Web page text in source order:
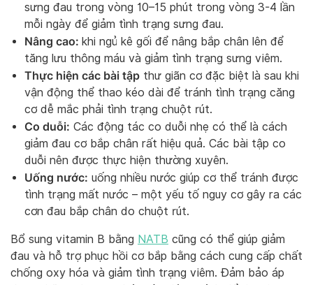
sưng đau trong vòng 10–15 phút trong vòng 3-4 lần
mỗi ngày để giảm tình trạng sưng đau.
Nâng cao: khi ngủ kê gối để nâng bắp chân lên để
tăng lưu thông máu và giảm tình trạng sưng viêm.
Thực hiện các bài tập thư giãn cơ đặc biệt là sau khi
vận động thể thao kéo dài để tránh tình trạng căng
cơ dễ mắc phải tình trạng chuột rút.
Co duỗi: Các động tác co duỗi nhẹ có thể là cách
giảm đau cơ bắp chân rất hiệu quả. Các bài tập co
duỗi nên được thực hiện thường xuyên.
Uống nước: uống nhiều nước giúp cơ thể tránh được
tình trạng mất nước – một yếu tố nguy cơ gây ra các
cơn đau bắp chân do chuột rút.
Bổ sung vitamin B bằng NATB cũng có thể giúp giảm
đau và hỗ trợ phục hồi cơ bắp bằng cách cung cấp chất
chống oxy hóa và giảm tình trạng viêm. Đảm bảo áp